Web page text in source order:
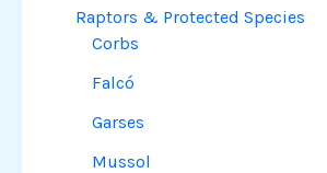
Raptors & Protected Species
Corbs
Falcó
Garses
Mussol